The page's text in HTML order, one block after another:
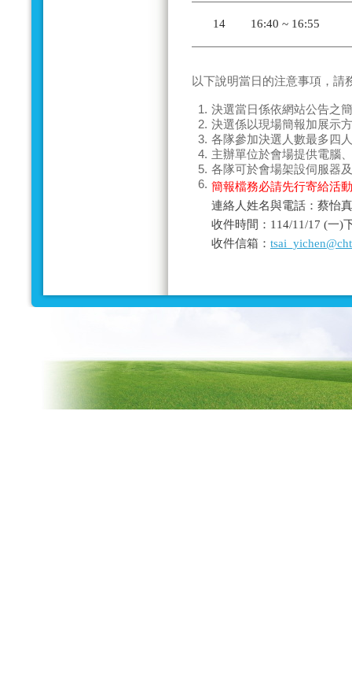
14 16:40 ~ 16:55
以下說明當日的注意事項 ，請
1. 決選當日係依網站公告之
2. 決選係以現場簡報加展示
3. 各隊參加決選人數最多四人
4. 主辦單位於會場提供電腦
5. 各隊可於會場架設伺服器
6. 簡報檔務必請先行寄給活
連絡人姓名與電話：蔡怡
收件時間：114/11/17 (一)
收件信箱：